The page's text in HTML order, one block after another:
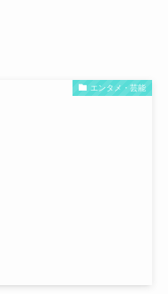
エンタメ・芸能